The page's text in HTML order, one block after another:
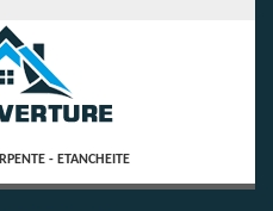
- ETANCHEITE